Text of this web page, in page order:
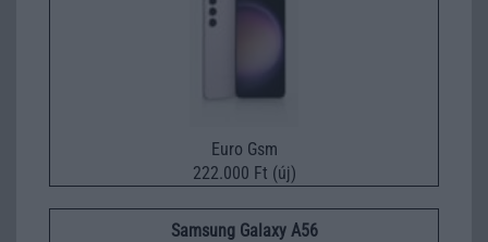
Euro Gsm
222.000 Ft (új)
Samsung Galaxy A56